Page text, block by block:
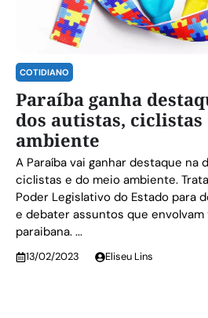
COTIDIANO
Paraíba ganha
dos autistas, ciclistas
ambiente
A Paraíba vai ganhar destaque na
ciclistas e do meio ambiente.
Poder Legislativo do Estado para
e debater assuntos que
paraibana. ...
13/02/2023 Eliseu Lins